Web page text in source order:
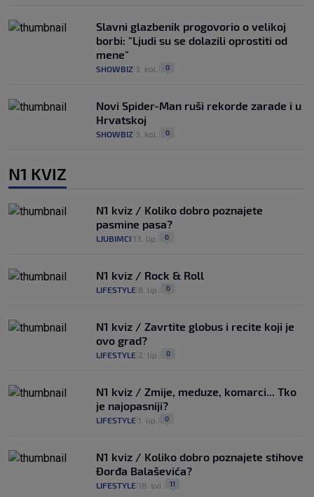
Slavni glazbenik progovorio o velikoj
borbi: "Ljudi su se dolazili oprostiti od
mene"
SHOWBIZ 3. kol. 0
Novi Spider-Man ruši rekorde zarade i u
Hrvatskoj
SHOWBIZ 3. kol. 0
N1 KVIZ
N1 kviz / Koliko dobro poznajete
pasmine pasa?
LJUBIMCI 13. lip. 0
N1 kviz / Rock & Roll
LIFESTYLE 8. lip. 0
N1 kviz / Zavrtite globus i recite koji je
ovo grad?
LIFESTYLE 2. lip. 0
N1 kviz / Zmije, meduze, komarci... Tko
je najopasniji?
LIFESTYLE 1. lip. 0
N1 kviz / Koliko dobro poznajete stihove
Đorđa Balaševića?
LIFESTYLE 18. svi. 11